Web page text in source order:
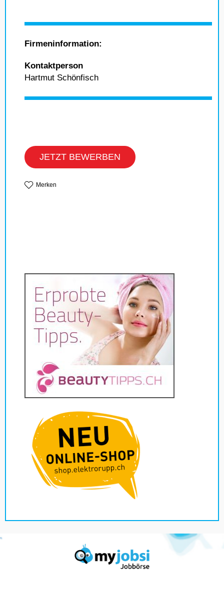
Firmeninformation:
Kontaktperson
Hartmut Schönfisch
JETZT BEWERBEN
Merken